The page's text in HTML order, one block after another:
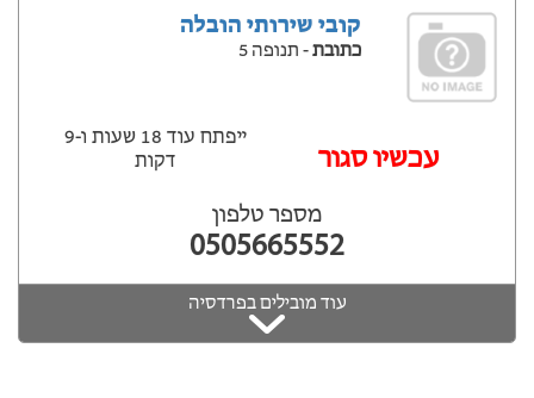
קובי שירותי הובלה
כתובת- תנופה 5
עכשיו סגור
ייפתח עוד 18 שעות ‫ו-9
דקות
מספר טלפון
0505665552
עוד מובילים בפרדסיה